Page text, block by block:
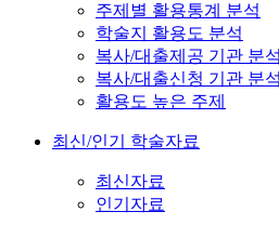
주제별 활용통계 분석
학술지 활용도 분석
복사/대출제공 기관 분석
복사/대출신청 기관 분석
활용도 높은 주제
최신/인기 학술자료
최신자료
인기자료